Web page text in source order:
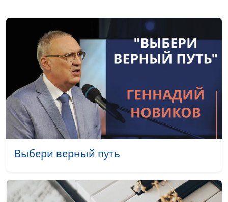
Геннадий Новиков
Пред Тобой в
молитве
Геннадий Новиков
Любовь
прокладывает путь
Когда душа твоя
томится
Геннадий Новиков #2011
Остановись Анна Богатская #2003
Выбери верный путь